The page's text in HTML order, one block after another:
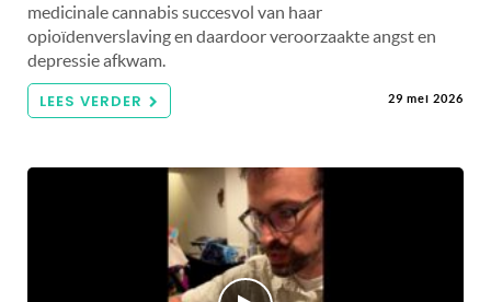
medicinale cannabis succesvol van haar
opioïdenverslaving en daardoor veroorzaakte angst en
depressie afkwam.
LEES VERDER 29 mei 2026